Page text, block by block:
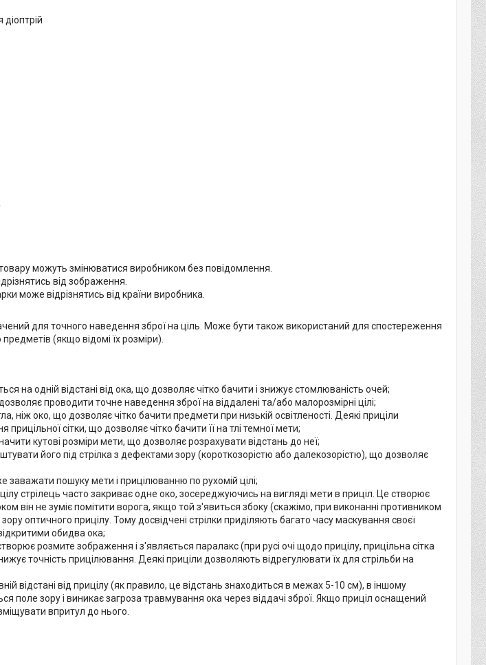
можуть змінюватися виробником без повідомлення.
від зображення.
може відрізнятись від країни виробника.
для точного наведення зброї на ціль. Може бути також використаний для спостереження
(якщо відомі їх розміри).
на одній відстані від ока, що дозволяє чітко бачити і знижує стомлюваність очей;
проводити точне наведення зброї на віддалені та/або малорозмірні цілі;
ніж око, що дозволяє чітко бачити предмети при низькій освітленості. Деякі приціли
сітки, що дозволяє чітко бачити її на тлі темної мети;
кутові розміри мети, що дозволяє розрахувати відстань до неї;
його під стрілка з дефектами зору (короткозорістю або далекозорістю), що дозволяє
пошуку мети і прицілюванню по рухомій цілі;
стрілець часто закриває одне око, зосереджуючись на вигляді мети в приціл. Це створює
він не зуміє помітити ворога, якщо той з'явиться збоку (скажімо, при виконанні противником
оптичного прицілу. Тому досвідчені стрілки приділяють багато часу маскування своєї
обидва ока;
розмите зображення і з'являється паралакс (при русі очі щодо прицілу, прицільна сітка
точність прицілювання. Деякі приціли дозволяють відрегулювати їх для стрільби на
відстані від прицілу (як правило, це відстань знаходиться в межах 5-10 см), в іншому
поле зору і виникає загроза травмування ока через віддачі зброї. Якщо приціл оснащений
впритул до нього.